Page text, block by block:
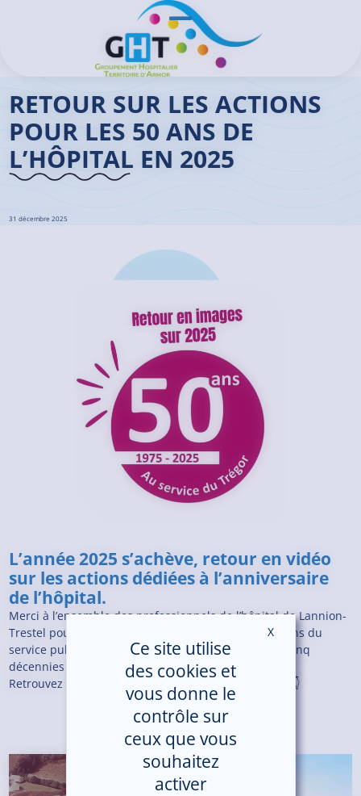
Ouvrir/Fermer le menu
>Retour sur les actions pour les 50 ans de l’hôpital en 2025
RETOUR SUR LES ACTIONS
POUR LES 50 ANS DE
L’HÔPITAL EN 2025
31 décembre 2025
L’année 2025 s’achève, retour en vidéo
sur les actions dédiées à l’anniversaire
de l’hôpital.
Merci à l’ensemble des professionnels de l’hôpital de Lannion-
Trestel pour votre engagement quotidien et votre sens du
service public qui font vivre l’établissement depuis cinq
décennies au service des patients et du territoire.
Retrouvez les évènements de l’année 2025 en vidéo 👇
Panneau de gestion des cookies
Ce site utilise
des cookies et
vous donne le
contrôle sur
ceux que vous
souhaitez
activer
XMasquer le